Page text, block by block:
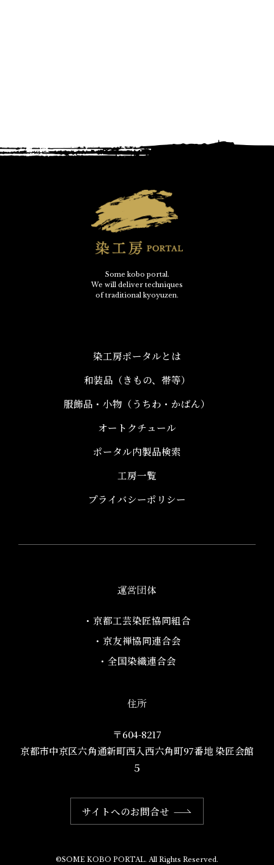
Some kobo portal.
We will deliver techniques
of traditional kyoyuzen.
染工房ポータルとは
和装品（きもの、帯等）​
服飾品・小物​（うちわ・かばん）
オートクチュール
ポータル内製品検索
工房一覧
プライバシーポリシー
運営団体
・京都工芸染匠協同組合​
・京友禅協同連合会
・全国染織連合会
住所
〒604-8217
京都市中京区六角通新町西入西六角町97番地​ 染匠会館
５
サイトへのお問合せ
©SOME KOBO PORTAL. All Rights Reserved.